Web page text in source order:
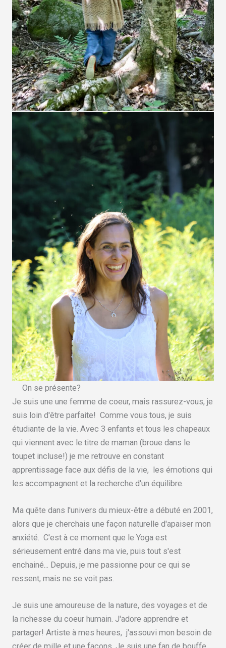
On se présente?
Je suis une une femme de coeur, mais rassurez-vous, je
suis loin d'être parfaite! Comme vous tous, je suis
étudiante de la vie. Avec 3 enfants et tous les chapeaux
qui viennent avec le titre de maman (broue dans le
toupet incluse!) je me retrouve en constant
apprentissage face aux défis de la vie, les émotions qui
les accompagnent et la recherche d'un équilibre.
Ma quête dans l'univers du mieux-être a débuté en 2001,
alors que je cherchais une façon naturelle d'apaiser mon
anxiété. C'est à ce moment que le Yoga est
sérieusement entré dans ma vie, puis tout s'est
enchainé... Depuis, je me passionne pour ce qui se
ressent, mais ne se voit pas.
Je suis une amoureuse de la nature, des voyages et de
la richesse du coeur humain. J'adore apprendre et
partager! Artiste à mes heures, j'assouvi mon besoin de